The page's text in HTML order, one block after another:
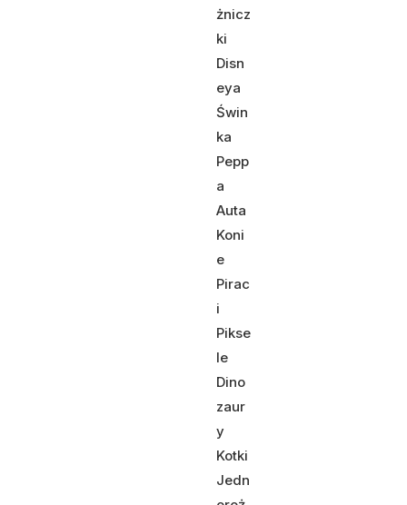
żnicz
ki
Disn
eya
Świn
ka
Pepp
a
Auta
Koni
e
Pirac
i
Pikse
le
Dino
zaur
y
Kotki
Jedn